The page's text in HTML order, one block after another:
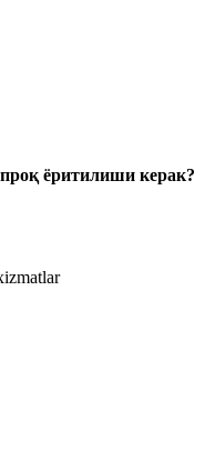
ёритилиши керак?